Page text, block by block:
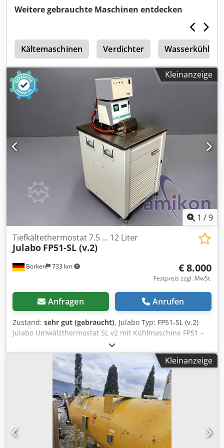
Weitere gebrauchte Maschinen entdecken
Kältemaschinen Verdichter Wasserkühler
Kleinanzeige
1 /9
Borken 733 km
Tiefkältethermostat 7.5 ... 12 Liter
Julabo FP51-SL (v.2)
€ 8.000
Festpreis zzgl. MwSt.
Anfragen Anrufen
Zustand: sehr gut (gebraucht), Julabo Typ: FP51-SL (v.2)
Julabo Umwälzthermostat SL v2 mit Kühlmaschine FP51 –
Heiz-/Kühlthermostat Beschreibung: Zum Verkauf steht ein
professionelles Julabo Umwälzthermostat SL (v2) in
Kombination mit der Julabo Kühlmaschine FP51. Das Gerät
dient zur präzisen Temperierung von Flüssigkeiten und
externen Kreisläufen. Es eignet sich ideal für Labor-,
Industrie- und Prüfstandsanwendungen. Das System
ermöglicht sowohl Heizen als auch aktive Kühlung und
überzeugt durch eine stabile und genaue
Temperaturregelung. Technische Daten (Auszug):
Umwälzthermostat: Julabo SL (v2) Temperaturbereich: ca.
Kleinanzeige